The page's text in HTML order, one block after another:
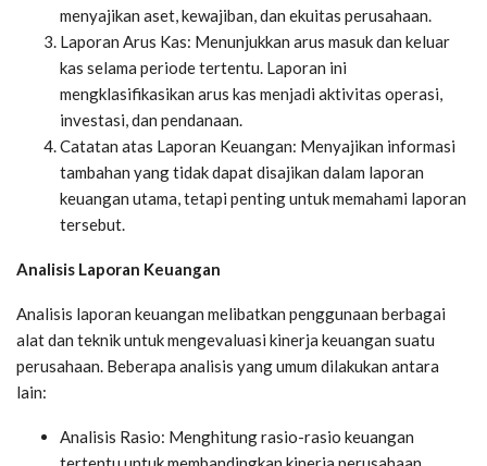
menyajikan aset, kewajiban, dan ekuitas perusahaan.
Laporan Arus Kas: Menunjukkan arus masuk dan keluar
kas selama periode tertentu. Laporan ini
mengklasifikasikan arus kas menjadi aktivitas operasi,
investasi, dan pendanaan.
Catatan atas Laporan Keuangan: Menyajikan informasi
tambahan yang tidak dapat disajikan dalam laporan
keuangan utama, tetapi penting untuk memahami laporan
tersebut.
Analisis Laporan Keuangan
Analisis laporan keuangan melibatkan penggunaan berbagai
alat dan teknik untuk mengevaluasi kinerja keuangan suatu
perusahaan. Beberapa analisis yang umum dilakukan antara
lain:
Analisis Rasio: Menghitung rasio-rasio keuangan